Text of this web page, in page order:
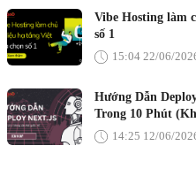
Vibe Hosting làm
số 1
15:04 22/06/
Hướng Dẫn
Trong 10 Phút
14:25 12/06/